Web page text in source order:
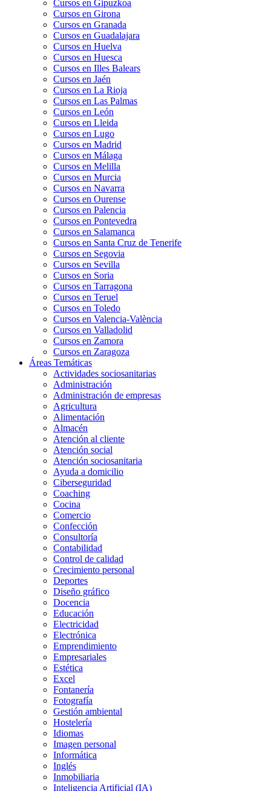
Cursos en Gipuzkoa
Cursos en Girona
Cursos en Granada
Cursos en Guadalajara
Cursos en Huelva
Cursos en Huesca
Cursos en Illes Balears
Cursos en Jaén
Cursos en La Rioja
Cursos en Las Palmas
Cursos en León
Cursos en Lleida
Cursos en Lugo
Cursos en Madrid
Cursos en Málaga
Cursos en Melilla
Cursos en Murcia
Cursos en Navarra
Cursos en Ourense
Cursos en Palencia
Cursos en Pontevedra
Cursos en Salamanca
Cursos en Santa Cruz de Tenerife
Cursos en Segovia
Cursos en Sevilla
Cursos en Soria
Cursos en Tarragona
Cursos en Teruel
Cursos en Toledo
Cursos en Valencia-València
Cursos en Valladolid
Cursos en Zamora
Cursos en Zaragoza
Áreas Temáticas
Actividades sociosanitarias
Administración
Administración de empresas
Agricultura
Alimentación
Almacén
Atención al cliente
Atención social
Atención sociosanitaria
Ayuda a domicilio
Ciberseguridad
Coaching
Cocina
Comercio
Confección
Consultoría
Contabilidad
Control de calidad
Crecimiento personal
Deportes
Diseño gráfico
Docencia
Educación
Electricidad
Electrónica
Emprendimiento
Empresariales
Estética
Excel
Fontanería
Fotografía
Gestión ambiental
Hostelería
Idiomas
Imagen personal
Informática
Inglés
Inmobiliaria
Inteligencia Artificial (IA)